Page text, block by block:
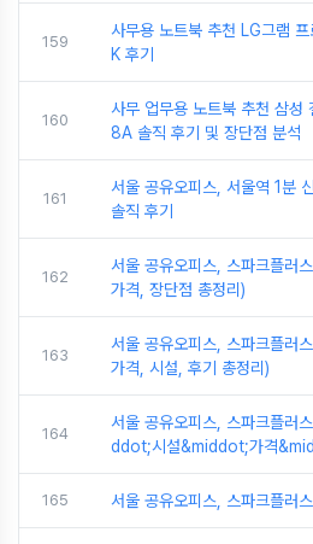
159
사무용 노트북 추천 LG그램
K 후기
160
사무 업무용 노트북 추천 삼
8A 솔직 후기 및 장단점 분석
161
서울 공유오피스, 서울역 1분
솔직 후기
162
서울 공유오피스, 스파크플러
가격, 장단점 총정리)
163
서울 공유오피스, 스파크플러
가격, 시설, 후기 총정리)
164
서울 공유오피스, 스파크플러
ddot;시설&middot;가격
165 서울 공유오피스, 스파크플러